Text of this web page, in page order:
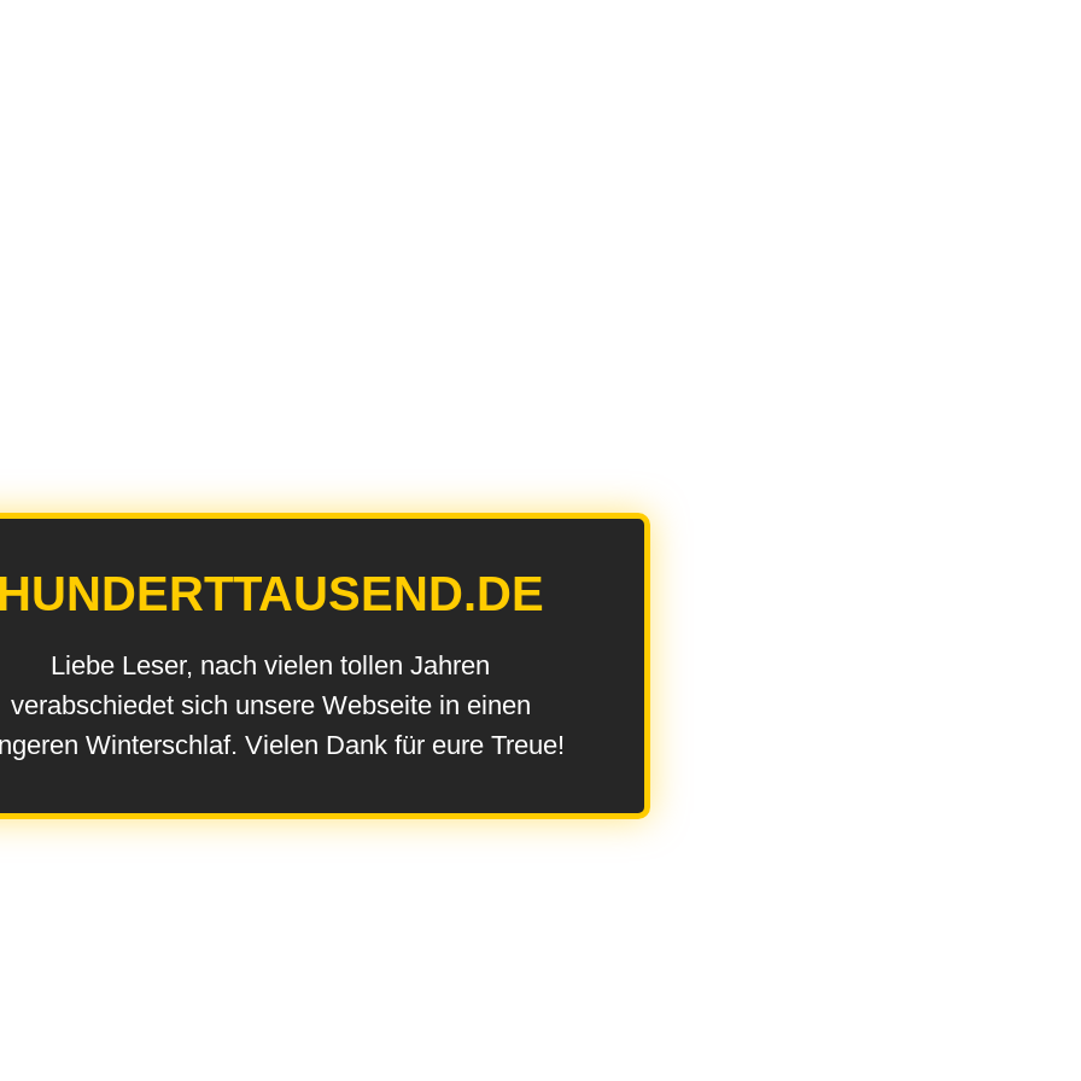
Liebe Leser, nach vielen tollen Jahren
verabschiedet sich unsere Webseite in einen
Winterschlaf. Vielen Dank für eure Treue!